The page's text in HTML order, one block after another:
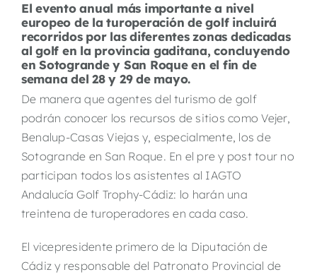
El evento anual más importante a nivel
europeo de la turoperación de golf incluirá
recorridos por las diferentes zonas dedicadas
al golf en la provincia gaditana, concluyendo
en Sotogrande y San Roque en el fin de
semana del 28 y 29 de mayo.
De manera que agentes del turismo de golf
podrán conocer los recursos de sitios como Vejer,
Benalup-Casas Viejas y, especialmente, los de
Sotogrande en San Roque. En el pre y post tour no
participan todos los asistentes al IAGTO
Andalucía Golf Trophy-Cádiz: lo harán una
treintena de turoperadores en cada caso.
El vicepresidente primero de la Diputación de
Cádiz y responsable del Patronato Provincial de